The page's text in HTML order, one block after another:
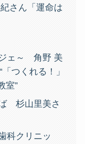
さん「運命は
ェ～ 角野 美
つくれる！」
室”
杉山里美さ
科クリニッ